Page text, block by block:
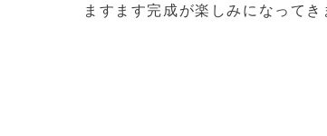
ますます完成が楽しみになってき